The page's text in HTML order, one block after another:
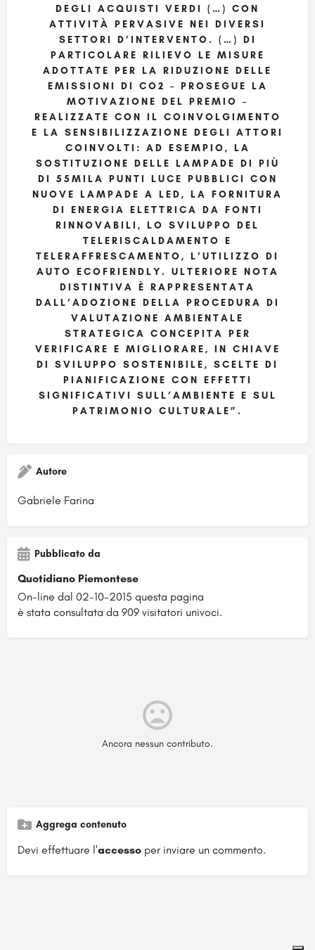
DEGLI ACQUISTI VERDI (…) CON
ATTIVITÀ PERVASIVE NEI DIVERSI
SETTORI D’INTERVENTO. (…) DI
PARTICOLARE RILIEVO LE MISURE
ADOTTATE PER LA RIDUZIONE DELLE
EMISSIONI DI CO2 – PROSEGUE LA
MOTIVAZIONE DEL PREMIO –
REALIZZATE CON IL COINVOLGIMENTO
E LA SENSIBILIZZAZIONE DEGLI ATTORI
COINVOLTI: AD ESEMPIO, LA
SOSTITUZIONE DELLE LAMPADE DI PIÙ
DI 55MILA PUNTI LUCE PUBBLICI CON
NUOVE LAMPADE A LED, LA FORNITURA
DI ENERGIA ELETTRICA DA FONTI
RINNOVABILI, LO SVILUPPO DEL
TELERISCALDAMENTO E
TELERAFFRESCAMENTO, L’UTILIZZO DI
AUTO ECOFRIENDLY. ULTERIORE NOTA
DISTINTIVA È RAPPRESENTATA
DALL’ADOZIONE DELLA PROCEDURA DI
VALUTAZIONE AMBIENTALE
STRATEGICA CONCEPITA PER
VERIFICARE E MIGLIORARE, IN CHIAVE
DI SVILUPPO SOSTENIBILE, SCELTE DI
PIANIFICAZIONE CON EFFETTI
SIGNIFICATIVI SULL’AMBIENTE E SUL
PATRIMONIO CULTURALE”.
Autore
Gabriele Farina
Pubblicato da
Quotidiano Piemontese
On-line dal 02-10-2015 questa pagina
è stata consultata da 909 visitatori univoci.
Ancora nessun contributo.
Aggrega contenuto
Devi effettuare l'accesso per inviare un commento.